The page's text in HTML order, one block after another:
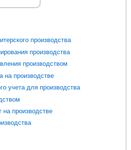
производства
производства
производством
на производстве
учета для производства
на производстве